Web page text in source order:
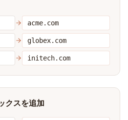
acme.com
globex.com
initech.com
クスを追加